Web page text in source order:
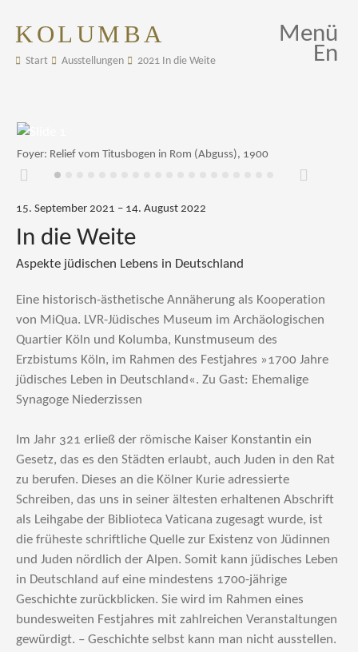
KOLUMBA
Start Ausstellungen 2021 In die Weite
Menü
En
Foyer: Relief vom Titusbogen in Rom (Abguss), 1900
Zurück Weiter
15. September 2021 – 14. August 2022
In die Weite
Aspekte jüdischen Lebens in Deutschland
Eine historisch-ästhetische Annäherung als Kooperation
von MiQua. LVR-Jüdisches Museum im Archäologischen
Quartier Köln und Kolumba, Kunstmuseum des
Erzbistums Köln, im Rahmen des Festjahres »1700 Jahre
jüdisches Leben in Deutschland«. Zu Gast: Ehemalige
Synagoge Niederzissen
Im Jahr 321 erließ der römische Kaiser Konstantin ein
Gesetz, das es den Städten erlaubt, auch Juden in den Rat
zu berufen. Dieses an die Kölner Kurie adressierte
Schreiben, das uns in seiner ältesten erhaltenen Abschrift
als Leihgabe der Biblioteca Vaticana zugesagt wurde, ist
die früheste schriftliche Quelle zur Existenz von Jüdinnen
und Juden nördlich der Alpen. Somit kann jüdisches Leben
in Deutschland auf eine mindestens 1700-jährige
Geschichte zurückblicken. Sie wird im Rahmen eines
bundesweiten Festjahres mit zahlreichen Veranstaltungen
gewürdigt. – Geschichte selbst kann man nicht ausstellen.